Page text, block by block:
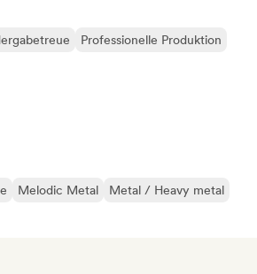
Professionelle Produktion
Melodic Metal
Metal / Heavy metal